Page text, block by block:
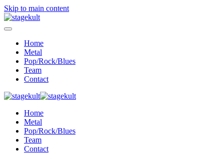
Skip to main content
Home
Metal
Pop/Rock/Blues
Team
Contact
Home
Metal
Pop/Rock/Blues
Team
Contact